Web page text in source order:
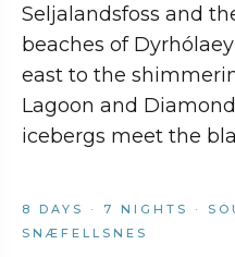
Seljalandsfoss and
beaches of
east to the
Lagoon and
icebergs meet the
8 DAYS · 7 NIGHTS ·
SNÆFELLSNES